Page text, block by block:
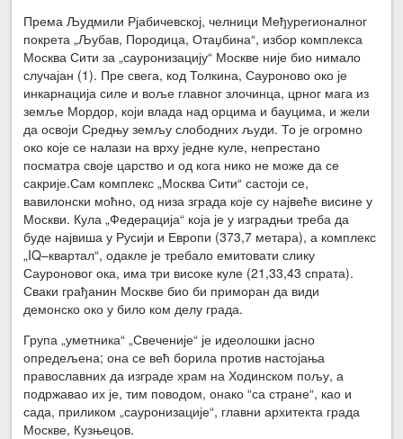
Према Људмили Рјабичевској, челници Међурегионалног
покрета „Љубав, Породица, Отаџбина“, избор комплекса
Москва Сити за „сауронизацију“ Москве није био нимало
случајан (1). Пре свега, код Толкина, Сауроново око је
инкарнација силе и воље главног злочинца, црног мага из
земље Мордор, који влада над орцима и бауцима, и жели
да освоји Средњу земљу слободних људи. То је огромно
око које се налази на врху једне куле, непрестано
посматра своје царство и од кога нико не може да се
сакрије.Сам комплекс „Москва Сити“ састоји се,
вавилонски моћно, од низа зграда које су највеће висине у
Москви. Кула „Федерација“ која је у изградњи треба да
буде највиша у Русији и Европи (373,7 метара), а комплекс
„IQ–квартал“, одакле је требало емитовати слику
Сауроновог ока, има три високе куле (21,33,43 спрата).
Сваки грађанин Москве био би приморан да види
демонско око у било ком делу града.
Група „уметника“ „Свеченије“ је идеолошки јасно
опредељена; она се већ борила против настојања
православних да изграде храм на Ходинском пољу, а
подржавао их је, тим поводом, онако “са стране“, као и
сада, приликом „сауронизације“, главни архитекта града
Москве, Кузњецов.